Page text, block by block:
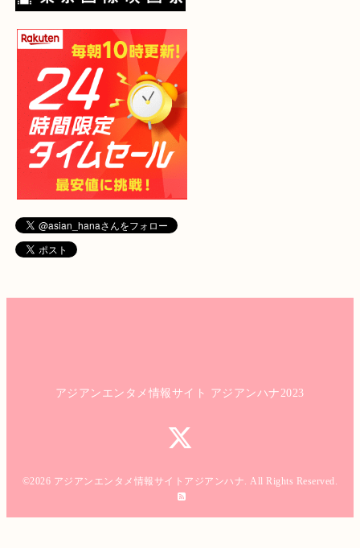
アジアンエンタメ情報サイト アジアンハナ2023
©2026 アジアンエンタメ情報サイトアジアンハナ. All Rights Reserved.